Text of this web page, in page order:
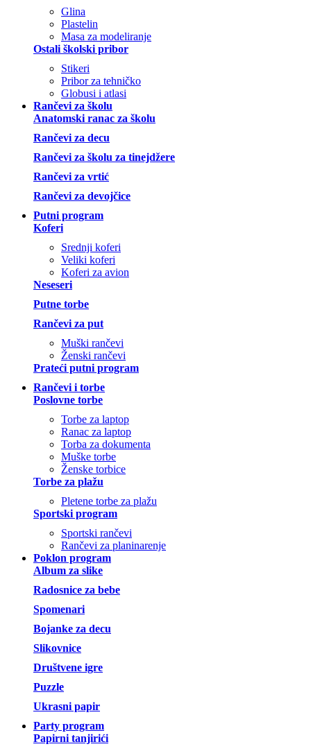
Glina
Plastelin
Masa za modeliranje
Ostali školski pribor
Stikeri
Pribor za tehničko
Globusi i atlasi
Rančevi za školu
Anatomski ranac za školu
Rančevi za decu
Rančevi za školu za tinejdžere
Rančevi za vrtić
Rančevi za devojčice
Putni program
Koferi
Srednji koferi
Veliki koferi
Koferi za avion
Neseseri
Putne torbe
Rančevi za put
Muški rančevi
Ženski rančevi
Prateći putni program
Rančevi i torbe
Poslovne torbe
Torbe za laptop
Ranac za laptop
Torba za dokumenta
Muške torbe
Ženske torbice
Torbe za plažu
Pletene torbe za plažu
Sportski program
Sportski rančevi
Rančevi za planinarenje
Poklon program
Album za slike
Radosnice za bebe
Spomenari
Bojanke za decu
Slikovnice
Društvene igre
Puzzle
Ukrasni papir
Party program
Papirni tanjirići